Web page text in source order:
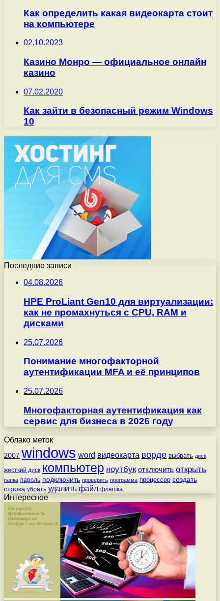
Как определить какая видеокарта стоит
на компьютере
02.10.2023
Казино Монро ― официальное онлайн
казино
07.02.2020
Как зайти в безопасный режим Windows
10
Последние записи
04.08.2026
HPE ProLiant Gen10 для виртуализации:
как не промахнуться с CPU, RAM и
дисками
25.07.2026
Понимание многофакторной
аутентификации MFA и её принципов
25.07.2026
Многофакторная аутентификация как
сервис для бизнеса в 2026 году
Облако меток
2007 windows word видеокарта ворде выбрать диск
жесткий диск компьютер ноутбук отключить открыть
папка пароль подключить проверить программа процессор создать
строка убрать удалить файл флешка
Интересное